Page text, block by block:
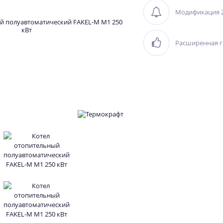
Модификация
Расширенная